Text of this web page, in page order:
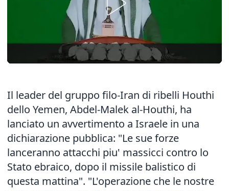
Il leader del gruppo filo-Iran di ribelli Houthi
dello Yemen, Abdel-Malek al-Houthi, ha
lanciato un avvertimento a Israele in una
dichiarazione pubblica: "Le sue forze
lanceranno attacchi piu' massicci contro lo
Stato ebraico, dopo il missile balistico di
questa mattina". "L'operazione che le nostre